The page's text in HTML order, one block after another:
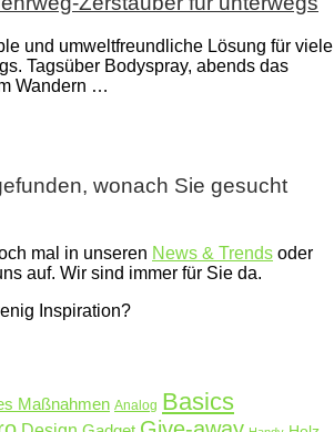
und umweltfreundliche Lösung für viele
Tagsüber Bodyspray, abends das
Wandern …
wonach Sie gesucht
mal in unseren News & Trends oder
auf. Wir sind immer für Sie da.
Inspiration?
Maßnahmen Analog Basics